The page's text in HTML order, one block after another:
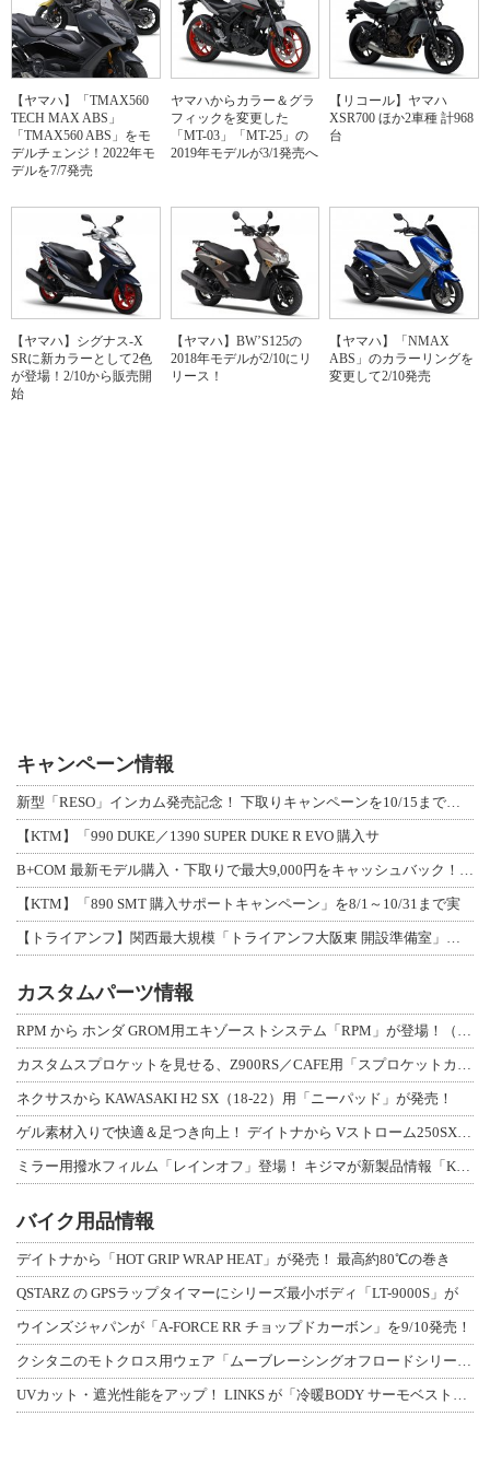
【ヤマハ】「TMAX560
TECH MAX ABS」
「TMAX560 ABS」をモ
デルチェンジ！2022年モ
デルを7/7発売
ヤマハからカラー＆グラ
フィックを変更した
「MT-03」「MT-25」の
2019年モデルが3/1発売へ
【リコール】ヤマハ
XSR700 ほか2車種 計968
台
【ヤマハ】シグナス-X
SRに新カラーとして2色
が登場！2/10から販売開
始
【ヤマハ】BW’S125の
2018年モデルが2/10にリ
リース！
【ヤマハ】「NMAX
ABS」のカラーリングを
変更して2/10発売
キャンペーン情報
【KTM】「990 DUKE／1390 SUPER DUKE R EVO 購入サ
【KTM】「890 SMT 購入サポートキャンペーン」を8/1～10/31まで実
カスタムパーツ情報
ネクサスから KAWASAKI H2 SX（18-22）用「ニーパッド」が発売！
バイク用品情報
デイトナから「HOT GRIP WRAP HEAT」が発売！ 最高約80℃の巻き
QSTARZ の GPSラップタイマーにシリーズ最小ボディ「LT-9000S」が
ウインズジャパンが「A-FORCE RR チョップドカーボン」を9/10発売！